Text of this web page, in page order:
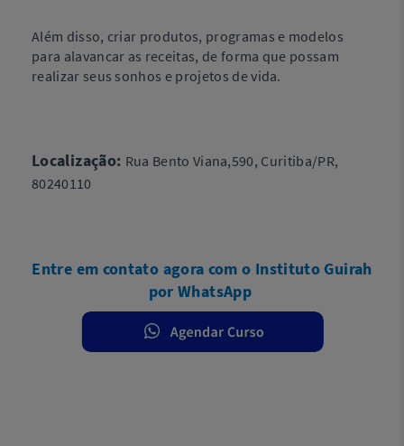
Além disso, criar produtos, programas e modelos
para alavancar as receitas, de forma que possam
realizar seus sonhos e projetos de vida.
Localização: Rua Bento Viana,590, Curitiba/PR,
80240110
Entre em contato agora com o Instituto Guirah
por WhatsApp